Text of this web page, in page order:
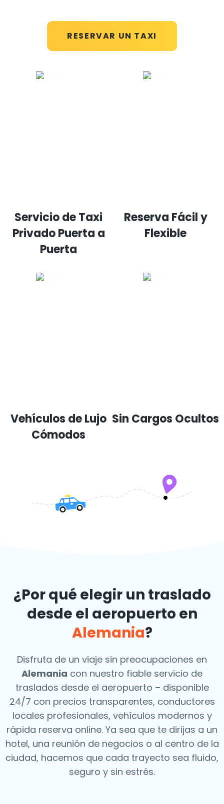
RESERVAR UN TAXI
Servicio de Taxi
Privado Puerta a
Puerta
Reserva Fácil y
Flexible
Vehículos de Lujo
Cómodos
Sin Cargos Ocultos
¿Por qué elegir un traslado
desde el aeropuerto en
Alemania?
Disfruta de un viaje sin preocupaciones en
Alemania con nuestro fiable servicio de
traslados desde el aeropuerto – disponible
24/7 con precios transparentes, conductores
locales profesionales, vehículos modernos y
rápida reserva online. Ya sea que te dirijas a un
hotel, una reunión de negocios o al centro de la
ciudad, hacemos que cada trayecto sea fluido,
seguro y sin estrés.